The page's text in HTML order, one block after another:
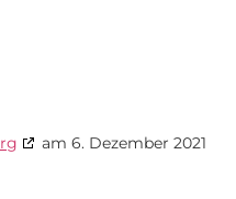
am 6. Dezember 2021